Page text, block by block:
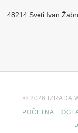
48214 Sveti Ivan
© 2026 IZRADA
POČETNA